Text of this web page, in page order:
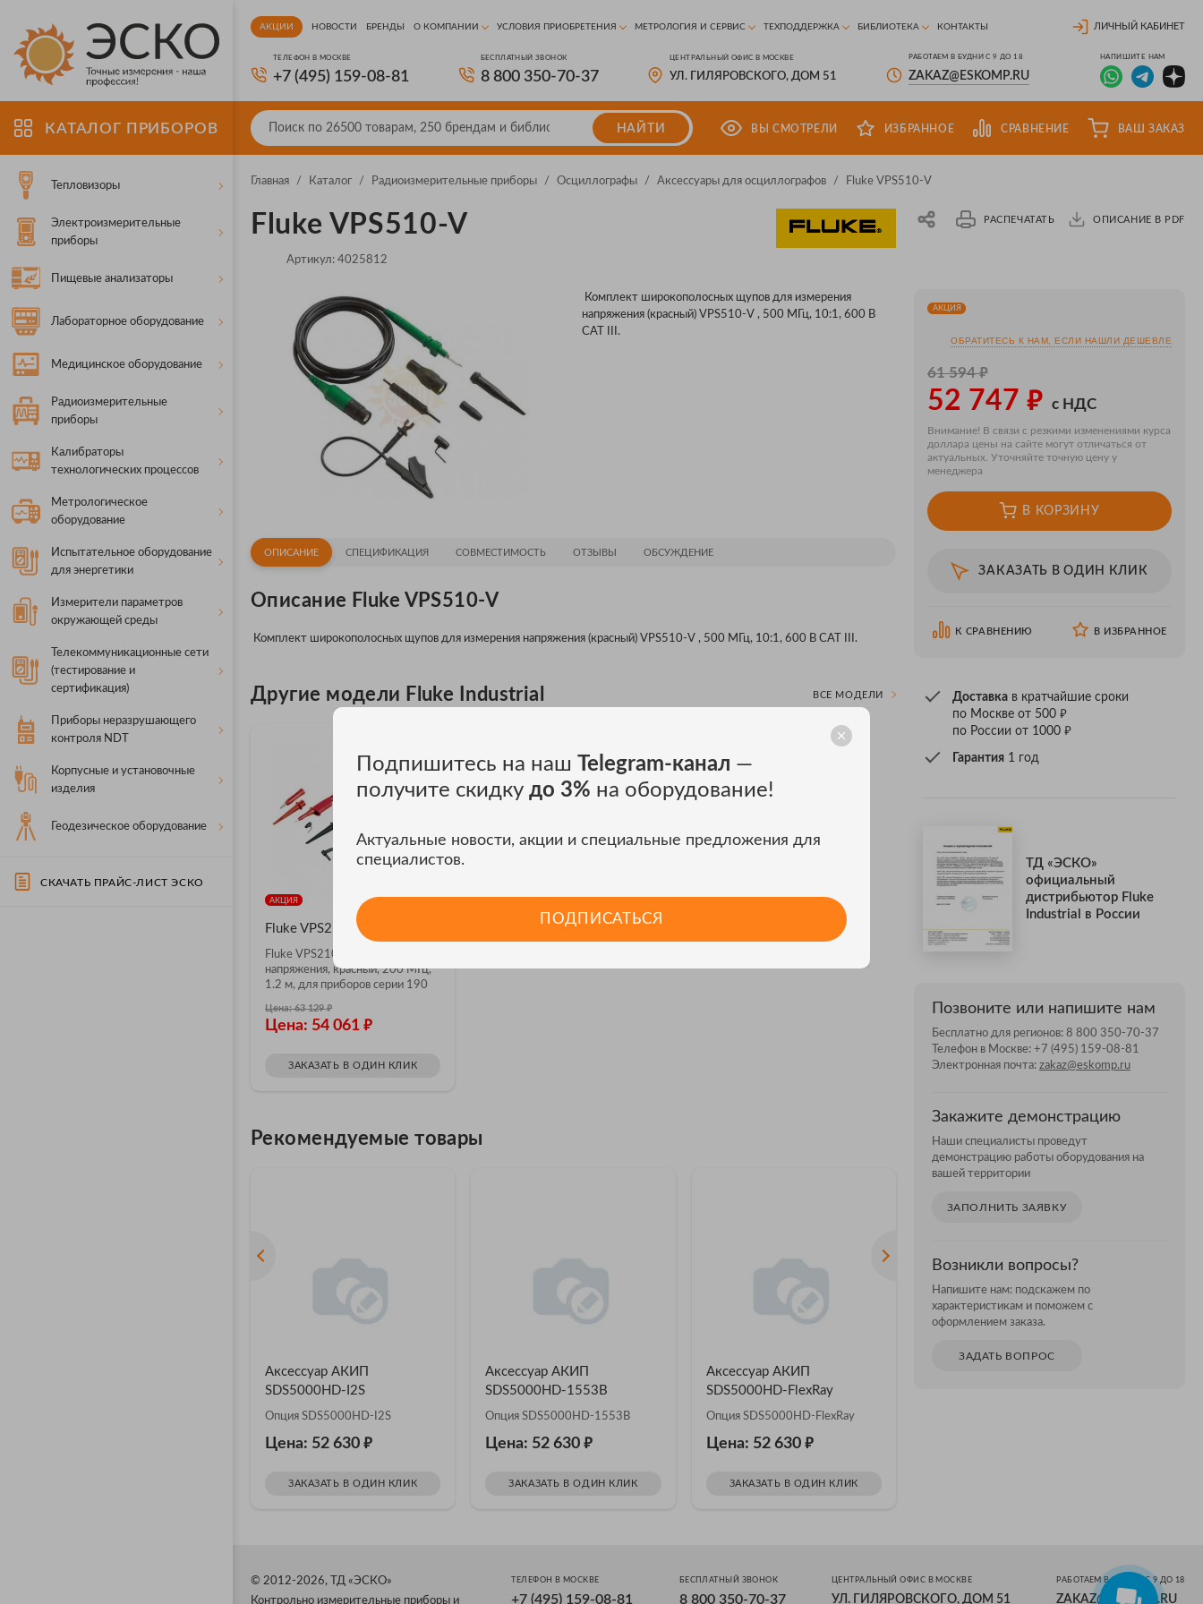
КАТАЛОГ ПРИБОРОВ
Тепловизоры
Электроизмерительные
приборы
Пищевые анализаторы
Лабораторное оборудование
Медицинское оборудование
Радиоизмерительные
приборы
Калибраторы
технологических процессов
Метрологическое
оборудование
Испытательное оборудование
для энергетики
Измерители параметров
окружающей среды
Телекоммуникационные сети
(тестирование и
сертификация)
Приборы неразрушающего
контроля NDT
Корпусные и установочные
изделия
Геодезическое оборудование
СКАЧАТЬ ПРАЙС-ЛИСТ ЭСКО
АКЦИИ НОВОСТИ БРЕНДЫ О КОМПАНИИ УСЛОВИЯ ПРИОБРЕТЕНИЯ МЕТРОЛОГИЯ И СЕРВИС ТЕХПОДДЕРЖКА БИБЛИОТЕКА КОНТАКТЫ ЛИЧНЫЙ КАБИНЕТ
ТЕЛЕФОН В МОСКВЕ
+7 (495) 159-08-81
БЕСПЛАТНЫЙ ЗВОНОК
8 800 350-70-37
ЦЕНТРАЛЬНЫЙ ОФИС В МОСКВЕ
УЛ. ГИЛЯРОВСКОГО, ДОМ 51
РАБОТАЕМ В БУДНИ С 9 ДО 18
ZAKAZ@ESKOMP.RU
НАПИШИТЕ НАМ
НАЙТИ ВЫ СМОТРЕЛИ ИЗБРАННОЕ СРАВНЕНИЕ ВАШ ЗАКАЗ
Главная / Каталог / Радиоизмерительные приборы / Осциллографы / Аксессуары для осциллографов / Fluke VPS510-V
Fluke VPS510-V РАСПЕЧАТАТЬ ОПИСАНИЕ В PDF
Артикул: 4025812
Комплект широкополосных щупов для измерения
напряжения (красный) VPS510-V , 500 МГц, 10:1, 600 В
CAT III.
ОПИСАНИЕ СПЕЦИФИКАЦИЯ СОВМЕСТИМОСТЬ ОТЗЫВЫ ОБСУЖДЕНИЕ
Описание Fluke VPS510-V
Комплект широкополосных щупов для измерения напряжения (красный) VPS510-V , 500 МГц, 10:1, 600 В CAT III.
Другие модели Fluke Industrial ВСЕ МОДЕЛИ
АКЦИЯ
Fluke VPS210-R
Fluke VPS210-R — 10:1 пробник
напряжения, красный, 200 МГц,
1.2 м, для приборов серии 190
Цена: 63 129₽
Цена: 54 061 ₽
ЗАКАЗАТЬ В ОДИН КЛИК
Рекомендуемые товары
Аксессуар АКИП
SDS5000HD-I2S
Опция SDS5000HD-I2S
Цена: 52 630 ₽
ЗАКАЗАТЬ В ОДИН КЛИК
Аксессуар АКИП
SDS5000HD-1553B
Опция SDS5000HD-1553B
Цена: 52 630₽
ЗАКАЗАТЬ В ОДИН КЛИК
Аксессуар АКИП
SDS5000HD-FlexRay
Опция SDS5000HD-FlexRay
Цена: 52 630 ₽
ЗАКАЗАТЬ В ОДИН КЛИК
АКЦИЯ
ОБРАТИТЕСЬ К НАМ, ЕСЛИ НАШЛИ ДЕШЕВЛЕ
61 594₽
52 747 ₽ с НДС
Внимание! В связи с резкими изменениями курса
доллара цены на сайте могут отличаться от
актуальных. Уточняйте точную цену у
менеджера
В КОРЗИНУ
ЗАКАЗАТЬ В ОДИН КЛИК
К СРАВНЕНИЮ В ИЗБРАННОЕ
Доставкав кратчайшие сроки
по Москве от 500 ₽
по России от 1000 ₽
Гарантия1 год
ТД «ЭСКО»
официальный
дистрибьютор Fluke
Industrial в России
Позвоните или напишите нам
Бесплатно для регионов: 8 800 350-70-37
Телефон в Москве: +7 (495) 159-08-81
Электронная почта: zakaz@eskomp.ru
Закажите демонстрацию
Наши специалисты проведут
демонстрацию работы оборудования на
вашей территории
ЗАПОЛНИТЬ ЗАЯВКУ
Возникли вопросы?
Напишите нам: подскажем по
характеристикам и поможем с
оформлением заказа.
ЗАДАТЬ ВОПРОС
© 2012-2026, ТД «ЭСКО»
Контрольно измерительные приборы и
ТЕЛЕФОН В МОСКВЕ
+7 (495) 159-08-81
БЕСПЛАТНЫЙ ЗВОНОК
8 800 350-70-37
ЦЕНТРАЛЬНЫЙ ОФИС В МОСКВЕ
УЛ. ГИЛЯРОВСКОГО, ДОМ 51
РАБОТАЕМ В БУДНИ С 9 ДО 18
ZAKAZ@ESKOMP.RU
Подпишитесь на наш Telegram-канал —
получите скидку до 3% на оборудование!
Актуальные новости, акции и специальные предложения для
специалистов.
ПОДПИСАТЬСЯ